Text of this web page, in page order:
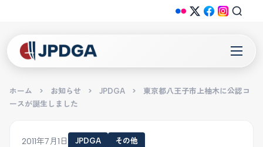
ホーム > お知らせ > JPDGA >
東京都八王子市上柚木に公認コ
ースが誕生しました
2011年7月1日 JPDGA その他